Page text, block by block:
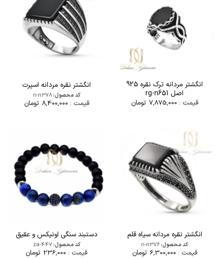
انگشتر مردانه ترک نقره 925
اصل rg-n651
قیمت : 7,875,000 تومان
انگشتر نقره مردانه اسپرت
کد محصول:ri-n378
قیمت : 8,400,000 تومان
انگشتر نقره مردانه سیاه قلم
کد محصول:ri-n376
قیمت : 6,300,000 تومان
دستبند سنگی اونیکس و عقیق
کد محصول:za-447
قیمت : 236,000 تومان